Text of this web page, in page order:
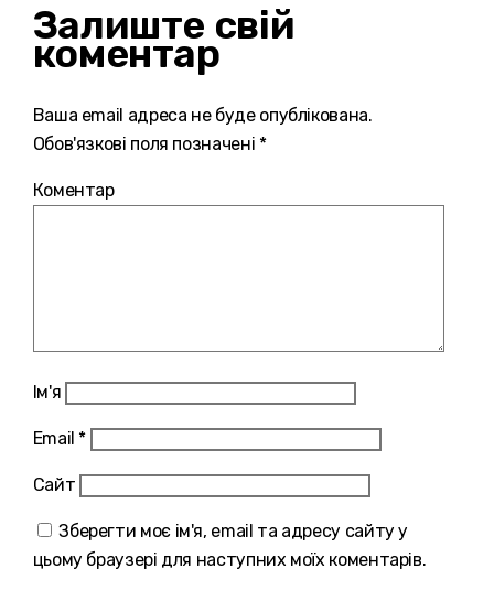
Залиште свій
коментар
Ваша email адреса не буде опублікована.
Обов'язкові поля позначені *
Коментар
Ім'я
Email *
Сайт
Зберегти моє ім'я, email та адресу сайту у
цьому браузері для наступних моїх коментарів.